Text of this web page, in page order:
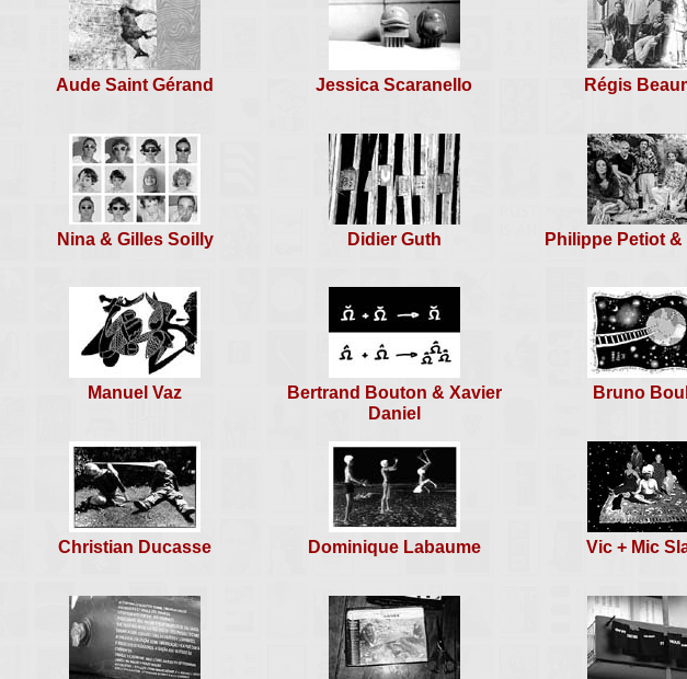
Aude Saint Gérand Jessica Scaranello Régis
Nina & Gilles Soilly Didier Guth Philippe Petiot
Manuel Vaz
Bertrand Bouton & Xavier
Daniel
Bruno
Christian Ducasse Dominique Labaume Vic + Mic